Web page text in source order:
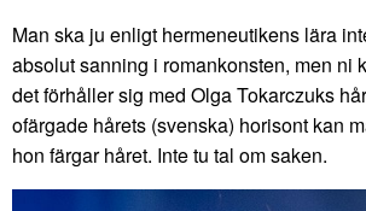
Man ska ju enligt hermeneutikens lära
absolut sanning i romankonsten, men ni
det förhåller sig med Olga Tokarczuks
ofärgade hårets (svenska) horisont kan
hon färgar håret. Inte tu tal om saken.